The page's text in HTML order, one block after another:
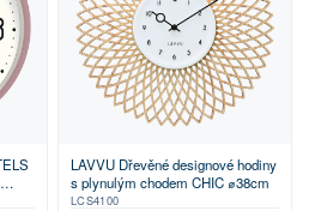
LAVVU Dřevěné designové hodiny
s plynulým chodem CHIC ⌀38cm
LCS4100